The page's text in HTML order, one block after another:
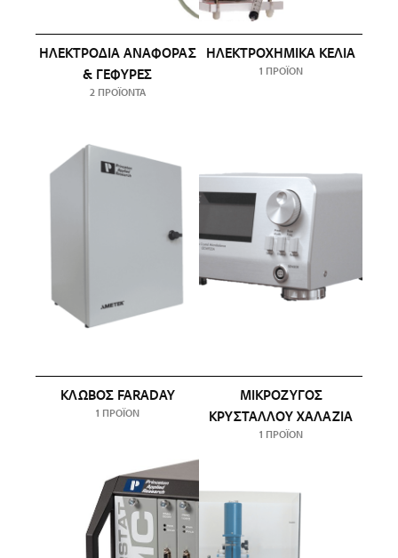
ΗΛΕΚΤΡΌΔΙΑ ΑΝΑΦΟΡΆΣ
& ΓΈΦΥΡΕΣ
2 ΠΡΟΪΌΝΤΑ
ΗΛΕΚΤΡΟΧΗΜΙΚΆ ΚΕΛΙΆ
1 ΠΡΟΪΌΝ
ΚΛΩΒΌΣ FARADAY
1 ΠΡΟΪΌΝ
ΜΙΚΡΟΖΥΓΌΣ
ΚΡΥΣΤΆΛΛΟΥ ΧΑΛΑΖΊΑ
1 ΠΡΟΪΌΝ